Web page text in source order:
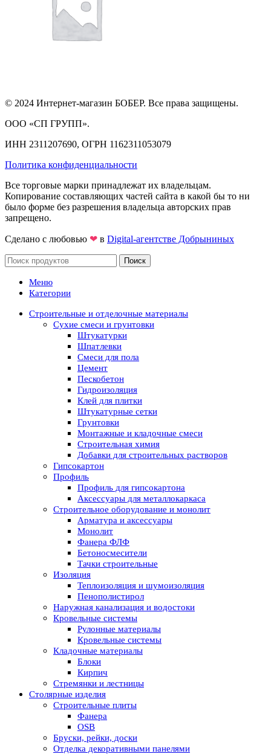
© 2024 Интернет-магазин БОБЕР. Все права защищены.
ООО «СП ГРУПП».
ИНН 2311207690, ОГРН 1162311053079
Политика конфиденциальности
Все торговые марки принадлежат их владельцам.
Копирование составляющих частей сайта в какой бы то ни
было форме без разрешения владельца авторских прав
запрещено.
Сделано с любовью ❤ в Digital-агентстве Добрыниных
Поиск
Меню
Категории
Строительные и отделочные материалы
Сухие смеси и грунтовки
Штукатурки
Шпатлевки
Смеси для пола
Цемент
Пескобетон
Гидроизоляция
Клей для плитки
Штукатурные сетки
Грунтовки
Монтажные и кладочные смеси
Строительная химия
Добавки для строительных растворов
Гипсокартон
Профиль
Профиль для гипсокартона
Аксессуары для металлокаркаса
Строительное оборудование и монолит
Арматура и аксессуары
Монолит
Фанера ФЛФ
Бетоносмесители
Тачки строительные
Изоляция
Теплоизоляция и шумоизоляция
Пенополистирол
Наружная канализация и водостоки
Кровельные системы
Рулонные материалы
Кровельные системы
Кладочные материалы
Блоки
Кирпич
Стремянки и лестницы
Столярные изделия
Строительные плиты
Фанера
OSB
Бруски, рейки, доски
Отделка декоративными панелями